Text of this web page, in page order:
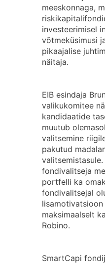
meeskonnaga,
investeerimisel
võtmeküsimusi
pikaajalise
näitaja.
EIB esindaja
valikukomitee
kandidaatide
muutub
valitsemine
pakutud
valitsemistasule.
fondivalitseja
portfelli ka
fondivalitsejal
maksimaalselt
Robino.
SmartCapi